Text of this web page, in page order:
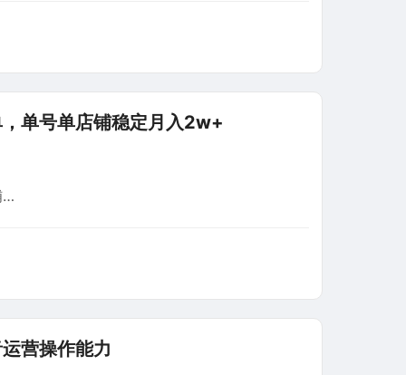
单号单店铺稳定月入2w+
…
营操作能力